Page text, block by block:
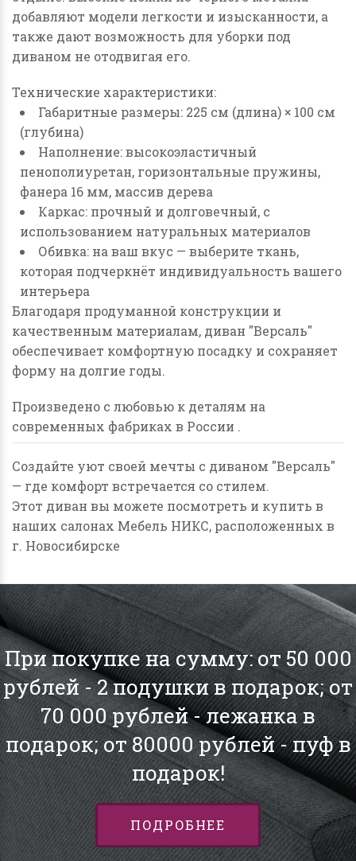
добавляют модели легкости и изысканности, а
также дают возможность для уборки под
диваном не отодвигая его.
Технические характеристики:
Габаритные размеры: 225 см (длина) × 100 см
(глубина)
Наполнение: высокоэластичный
пенополиуретан, горизонтальные пружины,
фанера 16 мм, массив дерева
Каркас: прочный и долговечный, с
использованием натуральных материалов
Обивка: на ваш вкус — выберите ткань,
которая подчеркнёт индивидуальность вашего
интерьера
Благодаря продуманной конструкции и
качественным материалам, диван "Версаль"
обеспечивает комфортную посадку и сохраняет
форму на долгие годы.
Произведено с любовью к деталям на
современных фабриках в России .
Создайте уют своей мечты с диваном "Версаль"
— где комфорт встречается со стилем.
Этот диван вы можете посмотреть и купить в
наших салонах Мебель НИКС, расположенных в
г. Новосибирске
При покупке на сумму: от 50 000
рублей - 2 подушки в подарок; от
70 000 рублей - лежанка в
подарок; от 80000 рублей - пуф в
подарок!
ПОДРОБНЕЕ